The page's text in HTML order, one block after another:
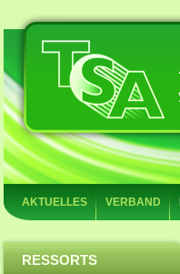
AKTUELLES VERBAND
RESSORTS